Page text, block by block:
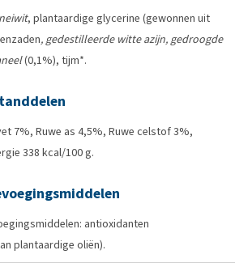
, plantaardige glycerine (gewonnen uit
, gedestilleerde witte azijn, gedroogde
(0,1%), tijm*.
7%, Ruwe as 4,5%, Ruwe celstof 3%,
338 kcal/100 g.
antioxidanten
plantaardige oliën).